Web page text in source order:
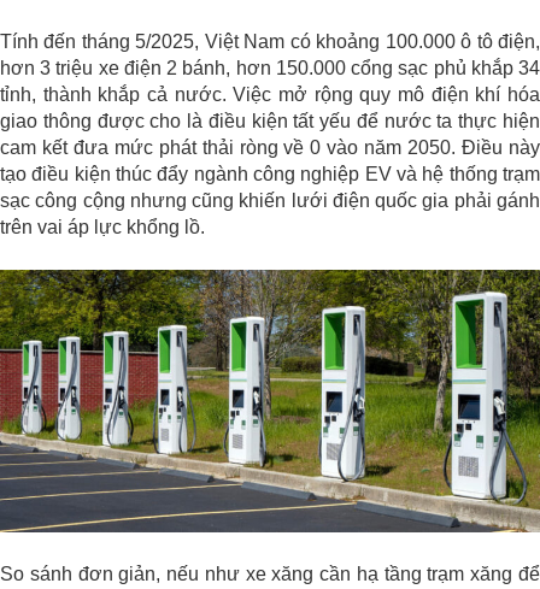
Tính đến tháng 5/2025, Việt Nam có khoảng 100.000 ô tô điện,
hơn 3 triệu xe điện 2 bánh, hơn 150.000 cổng sạc phủ khắp 34
tỉnh, thành khắp cả nước. Việc mở rộng quy mô điện khí hóa
giao thông được cho là điều kiện tất yếu để nước ta thực hiện
cam kết đưa mức phát thải ròng về 0 vào năm 2050. Điều này
tạo điều kiện thúc đẩy ngành công nghiệp EV và hệ thống trạm
sạc công cộng nhưng cũng khiến lưới điện quốc gia phải gánh
trên vai áp lực khổng lồ.
So sánh đơn giản, nếu như xe xăng cần hạ tầng trạm xăng để